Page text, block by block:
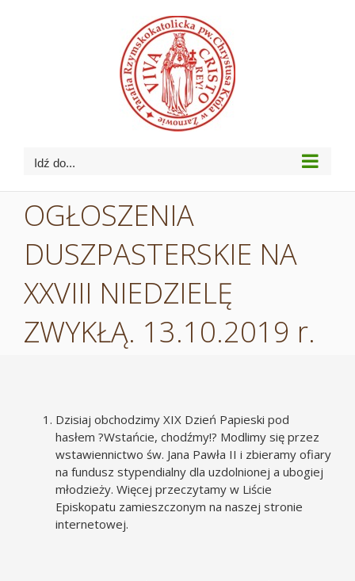
Idź do...
OGŁOSZENIA
DUSZPASTERSKIE NA
XXVIII NIEDZIELĘ
ZWYKŁĄ. 13.10.2019 r.
Dzisiaj obchodzimy XIX Dzień Papieski pod
hasłem ?Wstańcie, chodźmy!? Modlimy się przez
wstawiennictwo św. Jana Pawła II i zbieramy ofiary
na fundusz stypendialny dla uzdolnionej a ubogiej
młodzieży. Więcej przeczytamy w Liście
Episkopatu zamieszczonym na naszej stronie
internetowej.